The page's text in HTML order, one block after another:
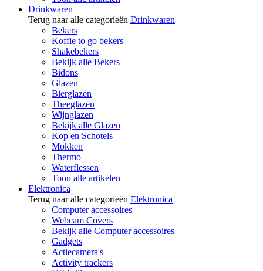
Drinkwaren
Terug naar alle categorieën Drinkwaren
Bekers
Koffie to go bekers
Shakebekers
Bekijk alle Bekers
Bidons
Glazen
Bierglazen
Theeglazen
Wijnglazen
Bekijk alle Glazen
Kop en Schotels
Mokken
Thermo
Waterflessen
Toon alle artikelen
Elektronica
Terug naar alle categorieën Elektronica
Computer accessoires
Webcam Covers
Bekijk alle Computer accessoires
Gadgets
Actiecamera's
Activity trackers